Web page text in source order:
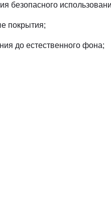
безопасного
покрытия;
до естественного фона;